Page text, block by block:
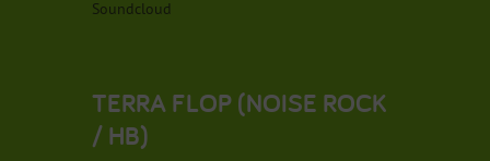
Soundcloud
TERRA FLOP (NOISE ROCK
/ HB)